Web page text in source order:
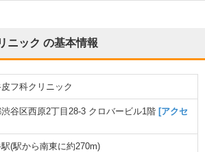
ニック の基本情報
フ科クリニック
谷区西原2丁目28-3 クロバービル1階 [アクセ
(駅から南東に約270m)